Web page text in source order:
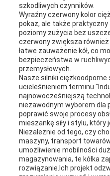
szkodliwych czynników.
Wyraźny czerwony kolor
pokaz, ale także
poziomy zużycia bez
czerwony zwiększa
łatwe zauważenie kół, co
bezpieczeństwa w
przemysłowych.
Nasze silniki ciężkoodporne
ucieleśnieniem terminu
najnowocześniejszą
niezawodnym wyborem dla
poprawić swoje procesy
mieszankę siły i stylu, który
Niezależnie od tego, czy
maszyny, transport
umożliwienie mobilności
magazynowania, te kółka
rozwiązanie.Ich projekt